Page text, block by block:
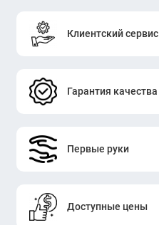
Клиентский сервис
Гарантия качества
Первые руки
Доступные цены